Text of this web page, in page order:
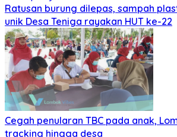
Ratusan burung dilepas, sampah
unik Desa Teniga rayakan HUT ke-22
Cegah penularan TBC pada anak,
tracking hingga desa